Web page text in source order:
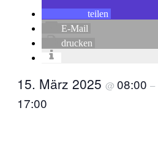
teilen
E-Mail
drucken
15. März 2025 @ 08:00 –
17:00